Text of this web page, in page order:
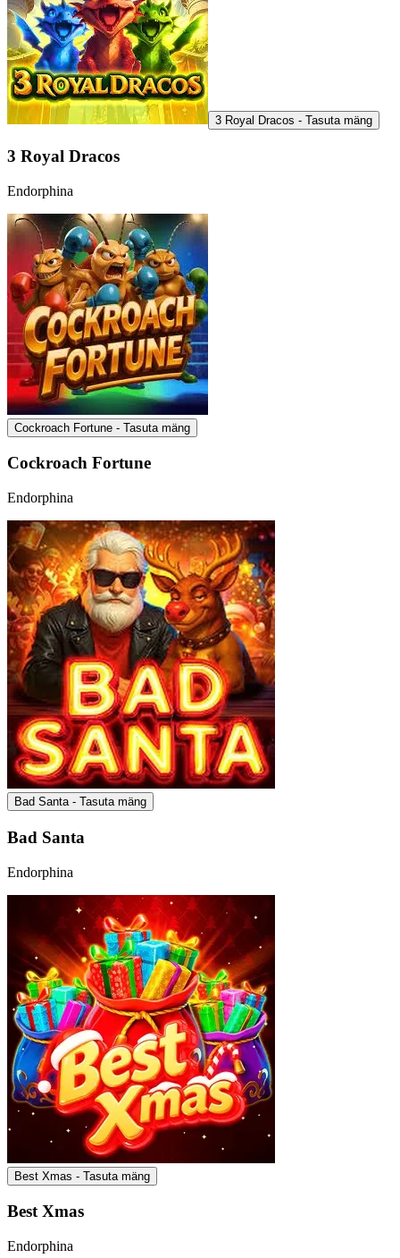
3 Royal Dracos - Tasuta mäng
3 Royal Dracos
Endorphina
Cockroach Fortune - Tasuta mäng
Cockroach Fortune
Endorphina
Bad Santa - Tasuta mäng
Bad Santa
Endorphina
Best Xmas - Tasuta mäng
Best Xmas
Endorphina